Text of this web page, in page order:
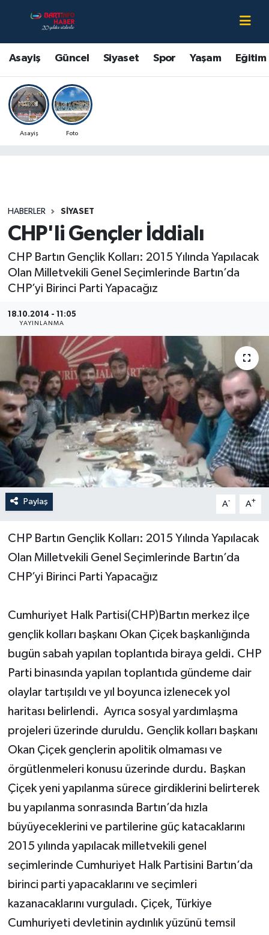
Asayiş Güncel Siyaset Spor Yaşam Eğitim
Asayiş Foto
HABERLER SIYASET
CHP'li Gençler İddialı
CHP Bartın Gençlik Kolları: 2015 Yılında Yapılacak
Olan Milletvekili Genel Seçimlerinde Bartın’da
CHP’yi Birinci Parti Yapacağız
18.10.2014 - 11:05
YAYINLANMA
Paylaş A- A+
CHP Bartın Gençlik Kolları: 2015 Yılında Yapılacak
Olan Milletvekili Genel Seçimlerinde Bartın’da
CHP’yi Birinci Parti Yapacağız
Cumhuriyet Halk Partisi(CHP)Bartın merkez ilçe
gençlik kolları başkanı Okan Çiçek başkanlığında
bugün sabah yapılan toplantıda biraya geldi. CHP
Parti binasında yapılan toplantıda gündeme dair
olaylar tartışıldı ve yıl boyunca izlenecek yol
haritası belirlendi. Ayrıca sosyal yardımlaşma
projeleri üzerinde duruldu. Gençlik kolları başkanı
Okan Çiçek gençlerin apolitik olmaması ve
örgütlenmeleri konusu üzerinde durdu. Başkan
Çiçek yeni yapılanma sürece girdiklerini belirterek
bu yapılanma sonrasında Bartın’da hızla
büyüyeceklerini ve partilerine güç katacaklarını
2015 yılında yapılacak milletvekili genel
seçimlerinde Cumhuriyet Halk Partisini Bartın’da
birinci parti yapacaklarını ve seçimleri
kazanacaklarını vurguladı. Çiçek, Türkiye
Cumhuriyeti devletinin aydınlık yüzünü temsil
Asayiş
Bartın Hakkında
Çevre
Eğitim
Kültür-Sanat
Magazin
Medya
Sağlık
Sinema
Sivil Toplum
Siyaset
Spor
Tarım
Turizm
Yaşam
YEREL
Bartın Nöbetçi Eczaneler
Bartın Hava Durumu
Bartin Namaz Vakitleri
Bartın Trafik Yoğunluk Haritası
Son Dakika Haberleri
Haber Arşivi